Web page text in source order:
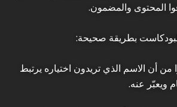
المحتوى والمضمون.
من أن الاسم الذي تريدون اختياره يرتبط
ويعبّر عنه.